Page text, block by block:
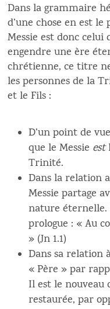
Dans la grammaire
d’une chose en est le
Messie est donc celui
engendre une ère
chrétienne, ce titre
les personnes de la
et le Fils :
D’un point de
que le Messie est
Trinité.
Dans la relation
Messie partage
nature éternelle.
prologue : « Au
» (Jn 1.1)
Dans sa relation
« Père » par
Il est le nouveau
restaurée, par